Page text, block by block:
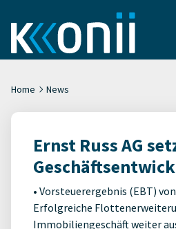
Home News
Ernst Russ AG
• Vorsteuerergebnis (EBT) von
Erfolgreiche
Immobiliengeschäft weiter